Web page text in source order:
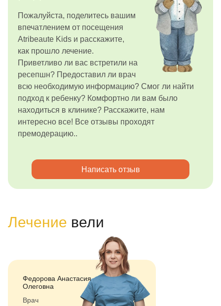
Пожалуйста, поделитесь вашим
впечатлением от посещения
Atribeaute Kids и расскажите,
как прошло лечение.
Приветливо ли вас встретили на
ресепшн? Предоставил ли врач
всю необходимую информацию? Смог ли найти
подход к ребенку? Комфортно ли вам было
находиться в клинике? Расскажите, нам
интересно все! Все отзывы проходят
премодерацию..
Написать отзыв
Лечение вели
Федорова Анастасия
Олеговна
Врач